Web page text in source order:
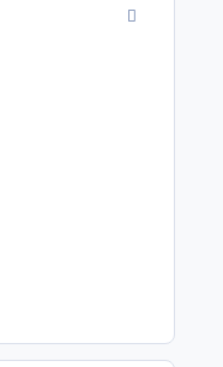
comment_3057